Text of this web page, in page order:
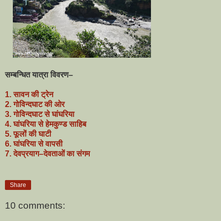
सम्बन्धित यात्रा विवरण–
1. सावन की ट्रेन
2. गोविन्दघाट की ओर
3. गोविन्दघाट से घांघरिया
4. घांघरिया से हेमकुण्ड साहिब
5. फूलों की घाटी
6. घांघरिया से वापसी
7. देवप्रयाग–देवताओं का संगम
Share
10 comments: